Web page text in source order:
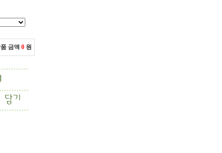
금액 0 원